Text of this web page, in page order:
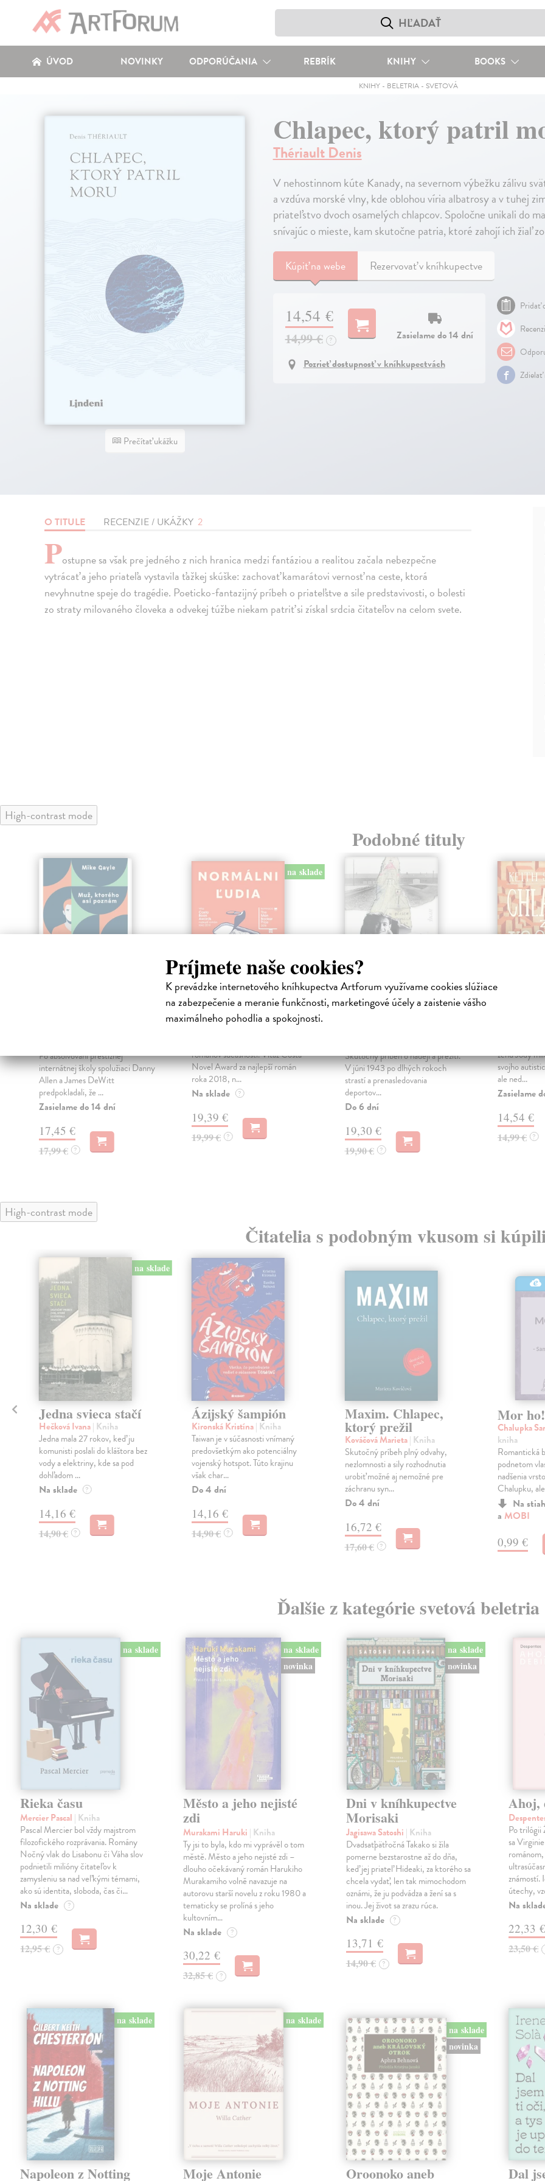
Príjmete naše cookies?
K prevádzke internetového kníhkupectva Artforum využívame cookies slúžiace
na zabezpečenie a meranie funkčnosti, marketingové účely a zaistenie vášho
maximálneho pohodlia a spokojnosti.
ÚVOD NOVINKY ODPORÚČANIA REBRÍK KNIHY BOOKS
KNIHY - BELETRIA - SVETOVÁ
Prečítať ukážku
Chlapec, ktorý patril
Thériault Denis
V nehostinnom kúte Kanady, na severnom výbežku zálivu
a vzdúva morské vlny, kde oblohou víria albatrosy a v tuhej
priateľstvo dvoch osamelých chlapcov. Spoločne unikali do
snívajúc o mieste, kam skutočne patria, ktoré zahojí ich žiaľ
Kúpiťna webe Rezervovať v kníhkupectve
14,54 €
14,99 € ?
Zasielame do 14 dní
Pozrieť dostupnosť v kníhkupectvách
Pridať
Zdielať
O TITULE RECENZIE / UKÁŽKY 2
Postupne sa však pre jedného z nich hranica medzi fantáziou a realitou začala nebezpečne
vytrácať a jeho priateľa vystavila ťažkej skúške: zachovať kamarátovi vernosť na ceste, ktorá
nevyhnutne speje do tragédie. Poeticko-fantazijný príbeh o priateľstve a sile predstavivosti, o bolesti
zo straty milovaného človeka a odvekej túžbe niekam patriť si získal srdcia čitateľov na celom svete.
High-contrast mode
Podobné tituly
Po absolvovaní prestížnej
internátnej školy spolužiaci Danny
Allen a James DeWitt
predpokladali, že ...
Zasielame do 14 dní
17,45 €
17,99 € ?
na sklade
Normálni ľudia
románov súčasnosti. Víťaz Costa
Novel Award za najlepší román
roka 2018, n...
Na sklade ?
19,39 €
19,99 € ?
Skutočný príbeh o nádeji a prežití.
V júni 1943 po dlhých rokoch
strastí a prenasledovania
deportov...
Do 6 dní
19,30 €
19,90 € ?
ženu Jody
svojho
ale ned...
Zasielame
14,54 €
14,99 € ?
High-contrast mode
Čitatelia s podobným vkusom si
na sklade
Jedna svieca stačí
Hečková Ivana| Kniha
Jedna mala 27 rokov, keď ju
komunisti poslali do kláštora bez
vody a elektriny, kde sa pod
dohľadom ...
Na sklade ?
14,16 €
14,90 € ?
Ázijský šampión
Kironská Kristína| Kniha
Taiwan je v súčasnosti vnímaný
predovšetkým ako potenciálny
vojenský hotspot. Túto krajinu
však char...
Do 4 dní
14,16 €
14,90 € ?
Maxim. Chlapec,
ktorý prežil
Kováčová Marieta| Kniha
Skutočný príbeh plný odvahy,
nezlomnosti a sily rozhodnutia
urobiť možné aj nemožné pre
záchranu syn...
Do 4 dní
16,72 €
17,60 € ?
Mor ho!
Chalupka
kniha
Romantická
podnetom
nadšenia
Chalupku,
Na
a MOBI
0,99 €
Ďalšie z kategórie svetová beletria
na sklade
Rieka času
Mercier Pascal | Kniha
Pascal Mercier bol vždy majstrom
filozofického rozprávania. Romány
Nočný vlak do Lisabonu či Váha slov
podnietili milióny čitateľov k
zamysleniu sa nad veľkými témami,
ako sú identita, sloboda, čas či…
Na sklade ?
12,30 €
12,95 € ?
na sklade
novinka
Město a jeho nejisté
zdi
Murakami Haruki | Kniha
Ty jsi to byla, kdo mi vyprávěl o tom
městě. Město a jeho nejisté zdi –
dlouho očekávaný román Harukiho
Murakamiho volně navazuje na
autorovu starší novelu z roku 1980 a
tematicky se prolíná s jeho
kultovním…
Na sklade ?
30,22 €
32,85 € ?
na sklade
novinka
Dni v kníhkupectve
Morisaki
Jagisawa Satoshi | Kniha
Dvadsaťpäťročná Takako si žila
pomerne bezstarostne až do dňa,
keď jej priateľ Hideaki, za ktorého sa
chcela vydať, len tak mimochodom
oznámi, že ju podvádza a žení sa s
inou. Jej život sa zrazu rúca.
Na sklade ?
13,71 €
14,90 € ?
Ahoj,
Po trilógii
sa
známostí.
útechy,
Na
22,33 €
23,50 €
na sklade
Napoleon z Notting
na sklade
Moje Antonie
na sklade
novinka
Oroonoko aneb Dal